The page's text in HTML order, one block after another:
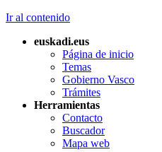
Ir al contenido
euskadi.eus
Página de inicio
Temas
Gobierno Vasco
Trámites
Herramientas
Contacto
Buscador
Mapa web